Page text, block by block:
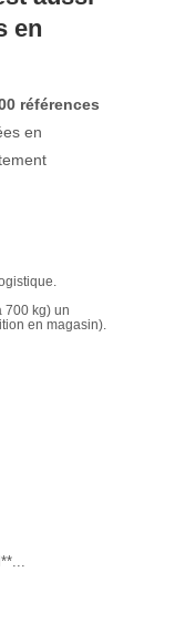
en
références
en
700 kg) un
en magasin).